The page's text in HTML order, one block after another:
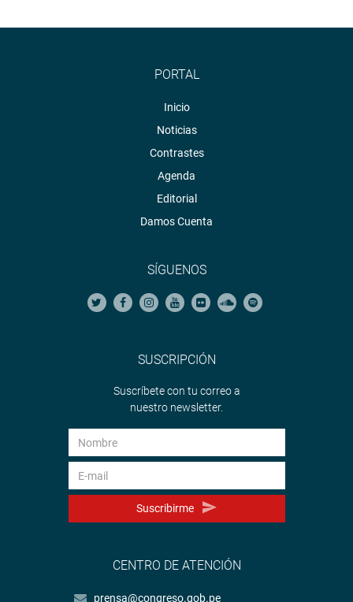
PORTAL
Inicio
Noticias
Contrastes
Agenda
Editorial
Damos Cuenta
SÍGUENOS
SUSCRIPCIÓN
Suscríbete con tu correo a
nuestro newsletter.
Suscribirme
CENTRO DE ATENCIÓN
prensa@congreso.gob.pe